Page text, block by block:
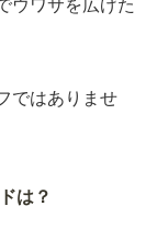
ウワサを広げた
ではありませ
は？